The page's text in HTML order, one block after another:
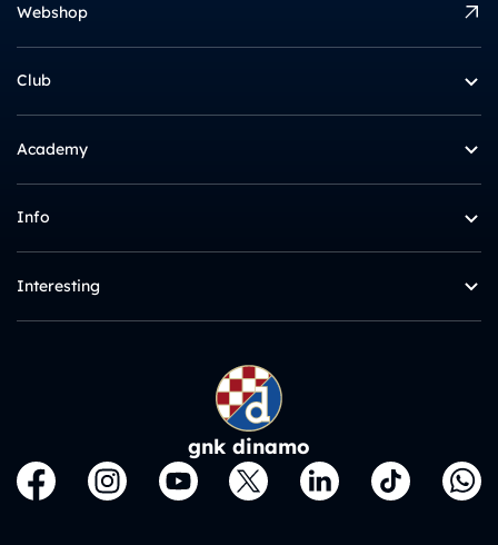
Webshop
Club
Academy
Info
Interesting
gnk dinamo